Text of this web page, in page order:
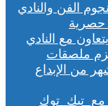
مع النادي
ملصقات